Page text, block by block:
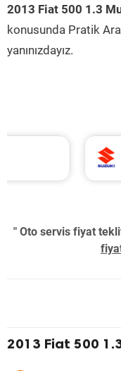
2013 Fiat 500 1.3
konusunda Pratik
yanınızdayız.
Suzuki
2020
" Oto servis fiyat
2013 Fiat 500